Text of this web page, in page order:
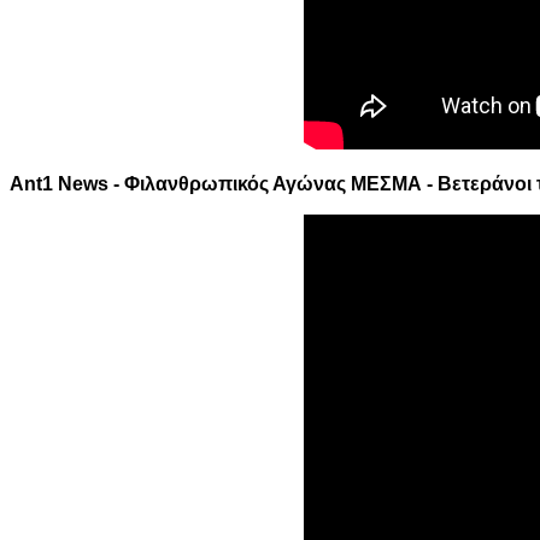
Ant1 News - Φιλανθρωπικός Αγώνας ΜΕΣΜΑ - Βετεράνοι